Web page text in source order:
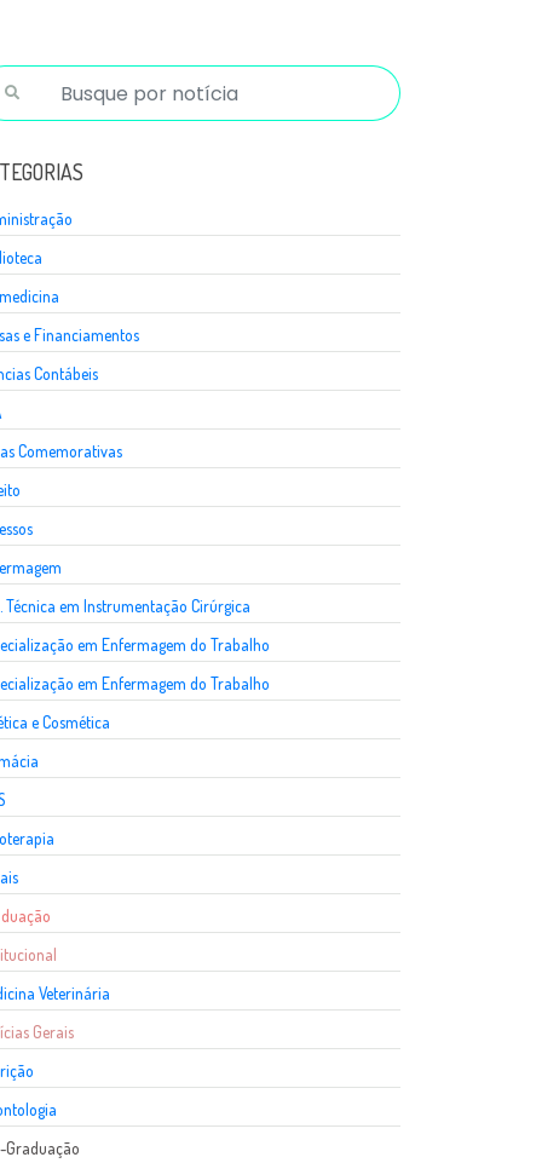
e Financiamentos
Contábeis
Comemorativas
Técnica em Instrumentação Cirúrgica
em Enfermagem do Trabalho
em Enfermagem do Trabalho
e Cosmética
Veterinária
Gerais
Graduação